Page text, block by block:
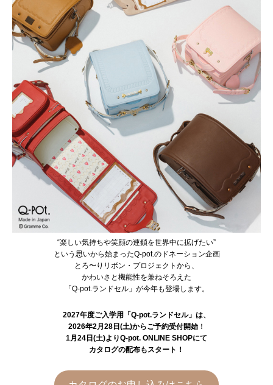
“楽しい気持ちや笑顔の連鎖を世界中に拡げたい”
という思いから始まったQ-pot.のドネーション企画
とろ〜りリボン・プロジェクトから、
かわいさと機能性を兼ねそろえた
「Q-pot.ランドセル」が今年も登場します。
2027年度ご入学用「Q-pot.ランドセル」は、
2026年2月28日(土)からご予約受付開始！
1月24日(土)よりQ-pot. ONLINE SHOPにて
カタログの配布もスタート！